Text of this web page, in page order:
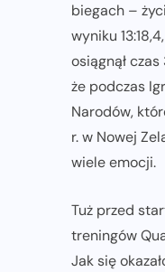
biegach –
wyniku
osiągnął
że podczas
Narodów,
r. w Nowej
wiele emocji.
Tuż przed
treningów
Jak się